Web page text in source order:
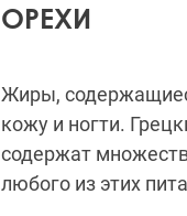
ОРЕХИ
Жиры,
кожу и ногти.
содержат
любого из этих